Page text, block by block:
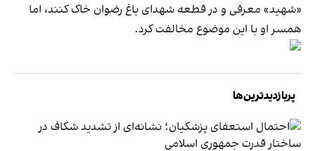
«شهید» معرفی و در قطعه شهدای باغ رضوان خاک کنند، اما
همسر او با این موضوع مخالفت کرد.
پربازدیدترین‌ها